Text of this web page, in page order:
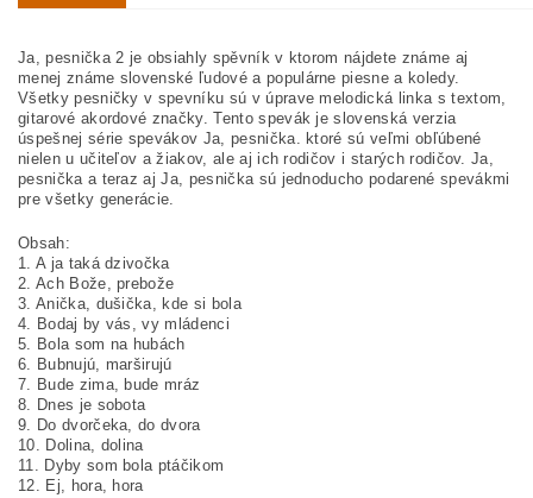
Ja, pesnička 2 je obsiahly spěvník v ktorom nájdete známe aj
menej známe slovenské ľudové a populárne piesne a koledy.
Všetky pesničky v spevníku sú v úprave melodická linka s textom,
gitarové akordové značky. Tento spevák je slovenská verzia
úspešnej série spevákov Ja, pesnička. ktoré sú veľmi obľúbené
nielen u učiteľov a žiakov, ale aj ich rodičov i starých rodičov. Ja,
pesnička a teraz aj Ja, pesnička sú jednoducho podarené spevákmi
pre všetky generácie.
Obsah:
1. A ja taká dzivočka
2. Ach Bože, prebože
3. Anička, dušička, kde si bola
4. Bodaj by vás, vy mládenci
5. Bola som na hubách
6. Bubnujú, marširujú
7. Bude zima, bude mráz
8. Dnes je sobota
9. Do dvorčeka, do dvora
10. Dolina, dolina
11. Dyby som bola ptáčikom
12. Ej, hora, hora